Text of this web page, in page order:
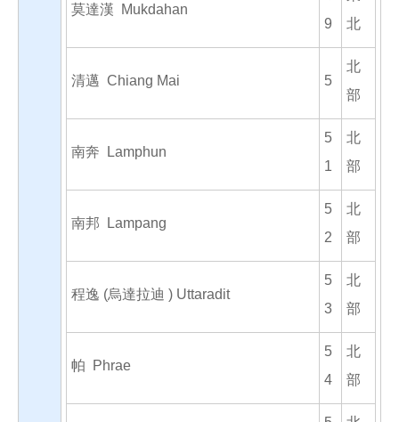
莫達漢 Mukdahan
9
北
清邁 Chiang Mai 5
北
部
南奔 Lamphun
5
1
北
部
南邦 Lampang
5
2
北
部
程逸 (烏達拉迪 ) Uttaradit
5
3
北
部
帕 Phrae
5
4
北
部